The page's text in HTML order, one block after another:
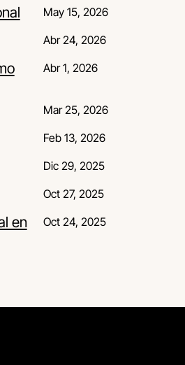
May 15, 2026
Abr 24, 2026
Abr 1, 2026
Mar 25, 2026
Feb 13, 2026
Dic 29, 2025
Oct 27, 2025
en
Oct 24, 2025